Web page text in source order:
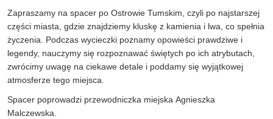
Zapraszamy na spacer po Ostrowie Tumskim, czyli po najstarszej
części miasta, gdzie znajdziemy kluskę z kamienia i lwa, co spełnia
życzenia. Podczas wycieczki poznamy opowieści prawdziwe i
legendy, nauczymy się rozpoznawać świętych po ich atrybutach,
zwrócimy uwagę na ciekawe detale i poddamy się wyjątkowej
atmosferze tego miejsca.
Spacer poprowadzi przewodniczka miejska Agnieszka
Malczewska.